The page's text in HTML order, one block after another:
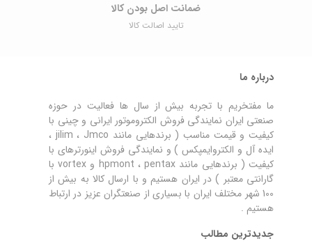
ضمانت اصل ‌بودن کالا
تایید اصالت کالا
درباره ما
ما مفتخریم با تجربه بیش از سال ها فعالیت در حوزه
صنعتی ایران نمایندگی فروش الکتروموتور ایرانی و چینی با
کیفیت و قیمت مناسب ( برندهایی مانند jilim ، Jmco ،
ایده آل و الکتروایمپکس ) و نمایندگی فروش اینورترهای با
کیفیت ( برندهایی مانند hpmont ، pentax و vortex با
گارانتی معتبر ) در ایران هستیم و با ارسال کالا به بیش از
100 شهر مختلف ایران با بسیاری از صنعتگران عزیز در ارتباط
هستیم .
جدیدترین مطالب